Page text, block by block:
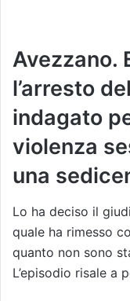
Avezzano.
l’arresto
indagato
violenza
una
Lo ha deciso il
quale ha rimesso
quanto non sono
L’episodio risale a